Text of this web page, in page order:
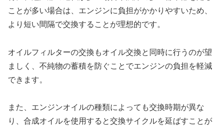
ことが多い場合は、エンジンに負担がかかりやすいため、
より短い間隔で交換することが理想的です。
オイルフィルターの交換もオイル交換と同時に行うのが望
ましく、不純物の蓄積を防ぐことでエンジンの負担を軽減
できます。
また、エンジンオイルの種類によっても交換時期が異な
り、合成オイルを使用すると交換サイクルを延ばすことが